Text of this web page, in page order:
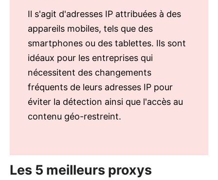
Il s'agit d'adresses IP attribuées à des
appareils mobiles, tels que des
smartphones ou des tablettes. Ils sont
idéaux pour les entreprises qui
nécessitent des changements
fréquents de leurs adresses IP pour
éviter la détection ainsi que l'accès au
contenu géo-restreint.
Les 5 meilleurs proxys